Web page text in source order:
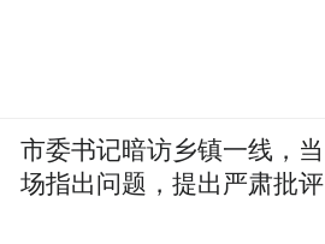
市委书记暗访乡镇一线，当
场指出问题，提出严肃批评